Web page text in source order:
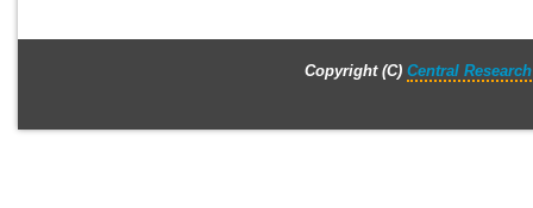
Copyright (C) Central